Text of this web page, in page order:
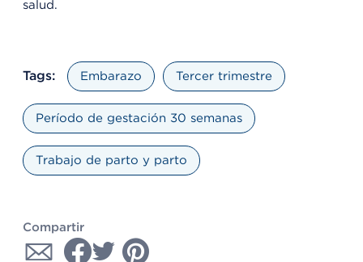
salud.
Tags: Embarazo Tercer trimestre
Período de gestación 30 semanas
Trabajo de parto y parto
Compartir